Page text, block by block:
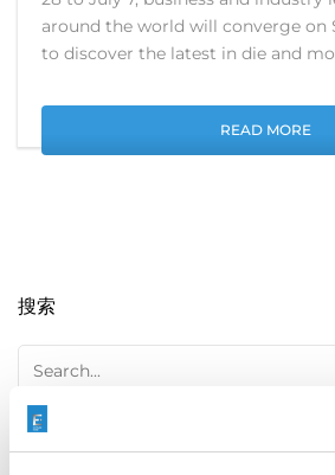
around the world will converge on
to discover the latest in die and
READ MORE
搜索
for:
最新文章